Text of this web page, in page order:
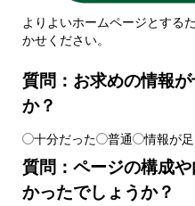
よりよいホームページとする
かせください。
質問：お求めの情報
か？
十分だった 普通 情報が
質問：ページの構成
かったでしょうか？